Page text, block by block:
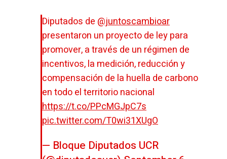
Diputados de @juntoscambioar
presentaron un proyecto de ley para
promover, a través de un régimen de
incentivos, la medición, reducción y
compensación de la huella de carbono
en todo el territorio nacional
https://t.co/PPcMGJpC7s
pic.twitter.com/T0wi31XUgO
— Bloque Diputados UCR